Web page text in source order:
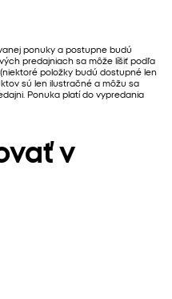
ponuky a postupne budú
predajniach sa môže líšiť podľa
položky budú dostupné len
sú len ilustračné a môžu sa
Ponuka platí do vypredania
v